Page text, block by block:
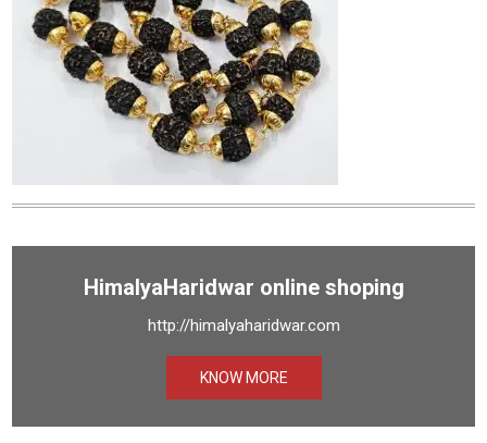
HimalyaHaridwar online shoping
http://himalyaharidwar.com
KNOW MORE